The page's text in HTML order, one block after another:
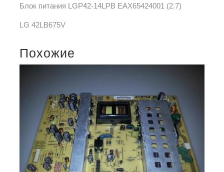
Блок питания LGP42-14LPB EAX65424001 (2.7)
LG 42LB675V
Похожие